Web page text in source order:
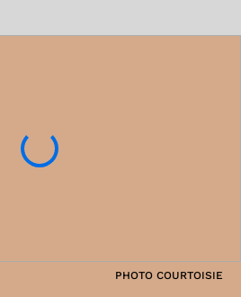
PHOTO COURTOISIE